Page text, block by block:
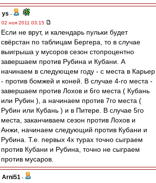
ys -
02 ноя 2011 03:15
Если не врут, и календарь пульки будет
свёрстан по таблицам Бергера, то в случае
выигрыша у мусоров сезон стопроцентно
завершаем против Рубина и Кубани. А
начинаем в следующем году - с места в Карьер
- против бомжей и коней. В случае 4-го места -
завершаем против Лохов и 6го места ( Кубань
или Рубин ), а начинаем против 7го места (
Рубин или Кубань ) и в Питере. В случае 5го
места, заканчиваем сезон против Лохов и
Анжи, начинаем следующий против Кубани и
Рубина. Т.е. первых 4х турах точно сыграем
против Кубани и Рубина, точно не сыграем
против мусаров.
Arni51 -